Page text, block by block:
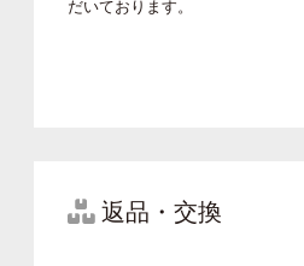
だいております。
返品・交換